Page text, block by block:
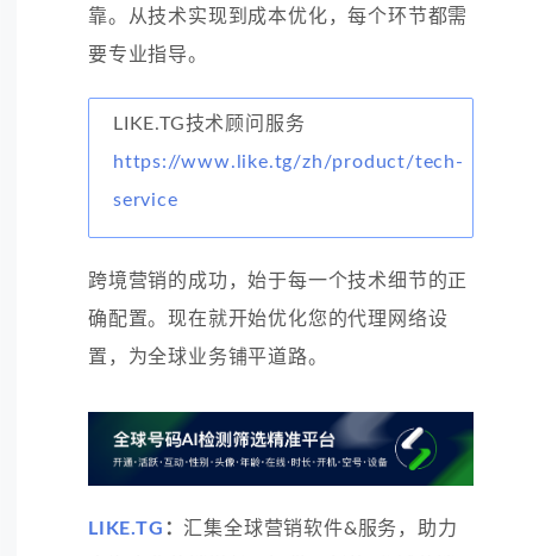
靠。从技术实现到成本优化，每个环节都需
要专业指导。
LIKE.TG技术顾问服务
https://www.like.tg/zh/product/tech-
service
跨境营销的成功，始于每一个技术细节的正
确配置。现在就开始优化您的代理网络设
置，为全球业务铺平道路。
LIKE.TG ： 汇集全球营销软件&服务，助力